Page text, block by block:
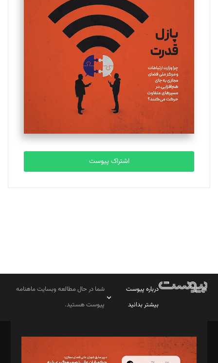
یسنا امان‌پور
تحریریه
ملینا جعفری
تحریریه
مصطفی مسجدی آرانی
تحریریه
بابک نقاش
تحریریه
اشتراک پیوست
درباره پیوست
بیشتر بدانید
شما در حال مطالعه وبسایت ماهنامه
پیوست هستید.
مدیر مسئول: محمدباقر اثنی‌عشری
سردبیر: مهرک محمودی